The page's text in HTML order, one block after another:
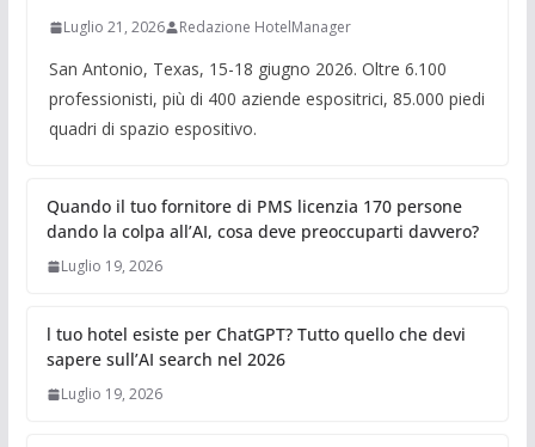
Luglio 21, 2026 Redazione HotelManager
San Antonio, Texas, 15-18 giugno 2026. Oltre 6.100
professionisti, più di 400 aziende espositrici, 85.000 piedi
quadri di spazio espositivo.
Quando il tuo fornitore di PMS licenzia 170 persone
dando la colpa all’AI, cosa deve preoccuparti davvero?
Luglio 19, 2026
l tuo hotel esiste per ChatGPT? Tutto quello che devi
sapere sull’AI search nel 2026
Luglio 19, 2026